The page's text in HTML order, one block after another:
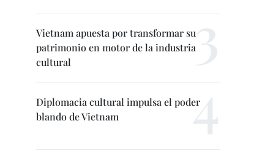
Vietnam apuesta por transformar su
patrimonio en motor de la industria
cultural
Diplomacia cultural impulsa el poder
blando de Vietnam